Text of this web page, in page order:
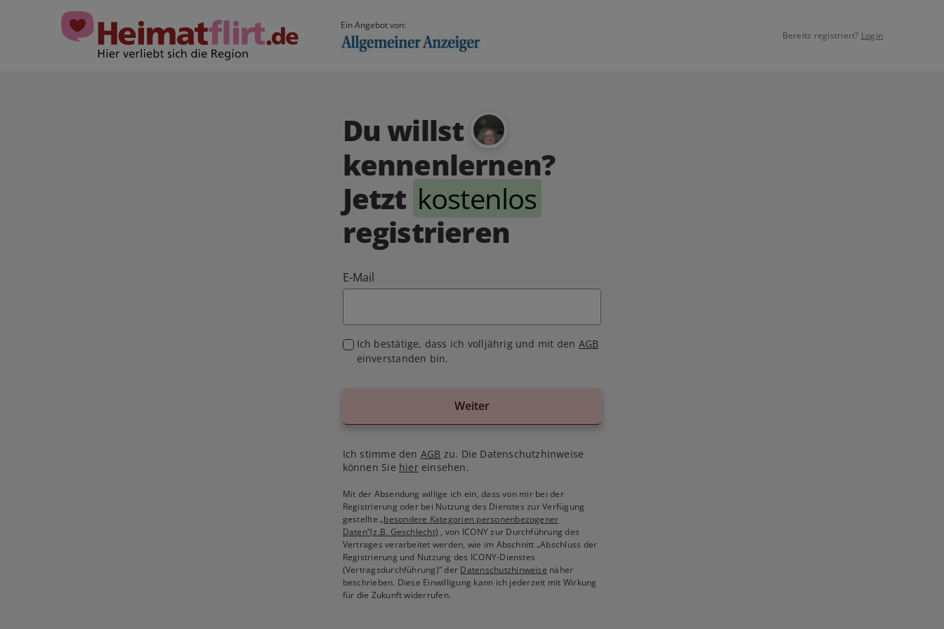
Ein Angebot von:
Bereits registriert? Login
Du willst
kennenlernen?
Jetzt kostenlos
registrieren
E-Mail
Ich bestätige, dass ich volljährig und mit den AGB
einverstanden bin.
Weiter
Ich stimme den AGB zu. Die Datenschutzhinweise
können Sie hiereinsehen.
Mit der Absendung willige ich ein, dass von mir bei der
Registrierung oder bei Nutzung des Dienstes zur Verfügung
gestellte„besondere Kategorien personenbezogener
Daten“(z.B. Geschlecht) , von ICONY zur Durchführung des
Vertrages verarbeitet werden, wie im Abschnitt „Abschluss der
Registrierung und Nutzung des ICONY-Dienstes
(Vertragsdurchführung)“ der Datenschutzhinweise näher
beschrieben. Diese Einwilligung kann ich jederzeit mit Wirkung
für die Zukunft widerrufen.